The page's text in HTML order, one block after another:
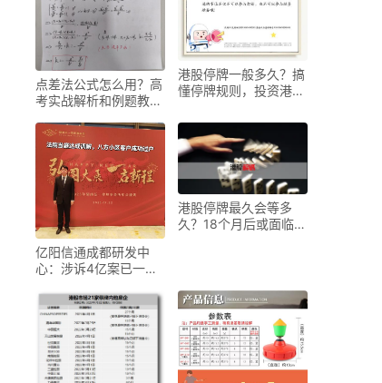
点差法公式怎么用？高
考实战解析和例题教你
港股停牌一般多久？搞
懂停牌规则，投资港股
亿阳信通成都研发中
心：涉诉4亿案已一审
港股停牌最久会等多
久？18个月后或面临强